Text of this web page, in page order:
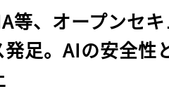
等、オープンセ
足。AIの安全性